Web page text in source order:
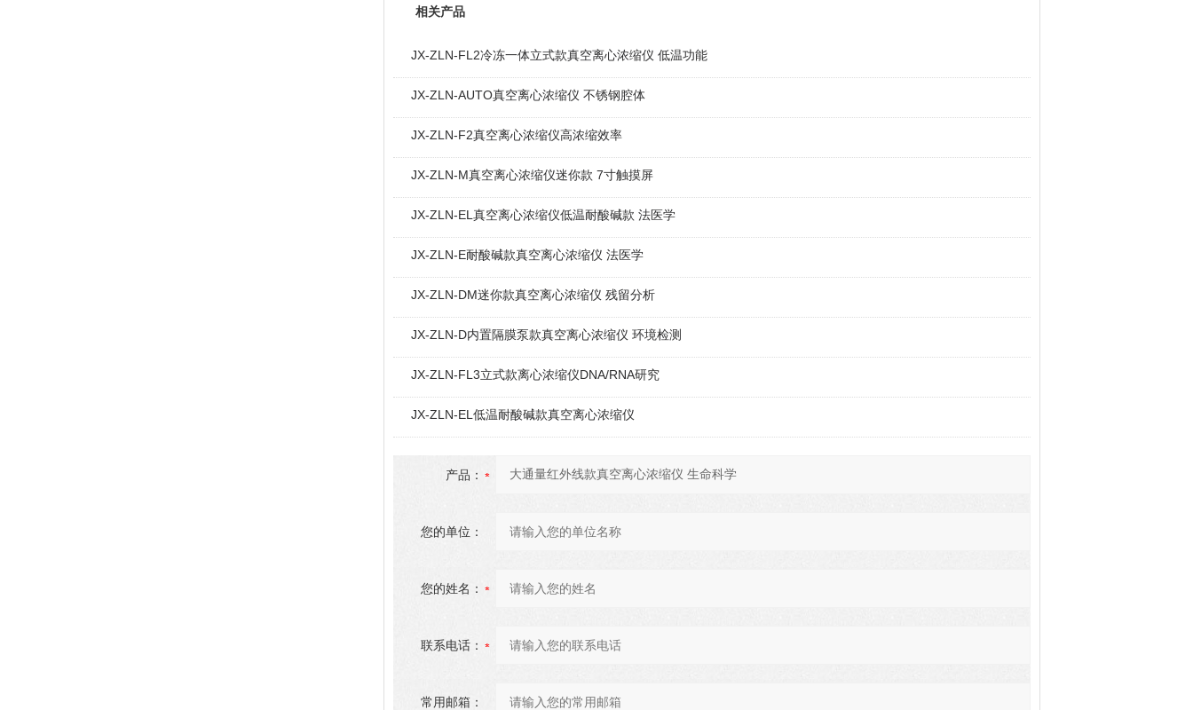
相关产品
JX-ZLN-FL2冷冻一体立式款真空离心浓缩仪 低温功能
JX-ZLN-AUTO真空离心浓缩仪 不锈钢腔体
JX-ZLN-F2真空离心浓缩仪高浓缩效率
JX-ZLN-M真空离心浓缩仪迷你款 7寸触摸屏
JX-ZLN-EL真空离心浓缩仪低温耐酸碱款 法医学
JX-ZLN-E耐酸碱款真空离心浓缩仪 法医学
JX-ZLN-DM迷你款真空离心浓缩仪 残留分析
JX-ZLN-D内置隔膜泵款真空离心浓缩仪 环境检测
JX-ZLN-FL3立式款离心浓缩仪DNA/RNA研究
JX-ZLN-EL低温耐酸碱款真空离心浓缩仪
产品：
您的单位：
您的姓名：
联系电话：
常用邮箱：